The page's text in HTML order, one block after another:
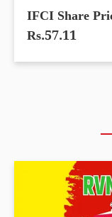
IFCI Share
Rs.57.11